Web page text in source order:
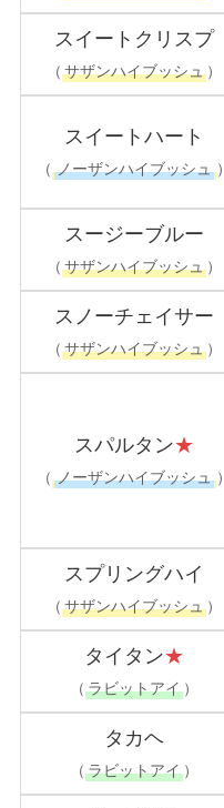
スイートクリスプ
（ サザンハイブッシュ）
スイートハート
（ ノーザンハイブッシュ ）
スージーブルー
（ サザンハイブッシュ）
スノーチェイサー
（ サザンハイブッシュ）
スパルタン★
（ ノーザンハイブッシュ ）
スプリングハイ
（ サザンハイブッシュ）
タイタン★
（ ラビットアイ）
タカヘ
（ ラビットアイ）